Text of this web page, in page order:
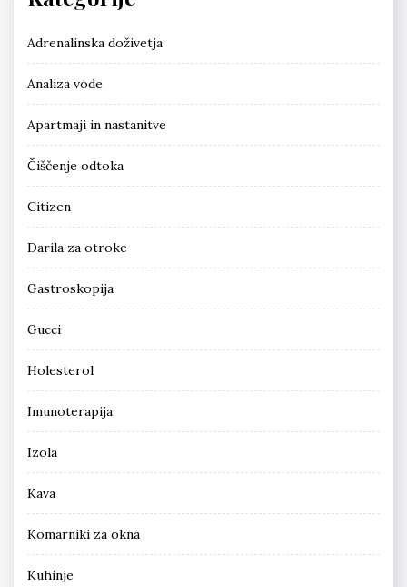
Adrenalinska doživetja
Analiza vode
Apartmaji in nastanitve
Čiščenje odtoka
Citizen
Darila za otroke
Gastroskopija
Gucci
Holesterol
Imunoterapija
Izola
Kava
Komarniki za okna
Kuhinje